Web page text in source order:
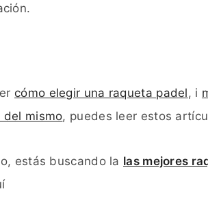
cómo elegir una raqueta padel , i
del mismo, puedes leer estos
estás buscando la las mejores